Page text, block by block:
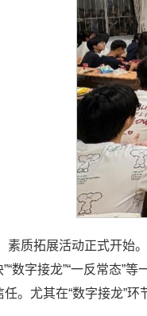
素质拓展活动正式开始
”“数字接龙”“一反常态
。尤其在“数字接龙”